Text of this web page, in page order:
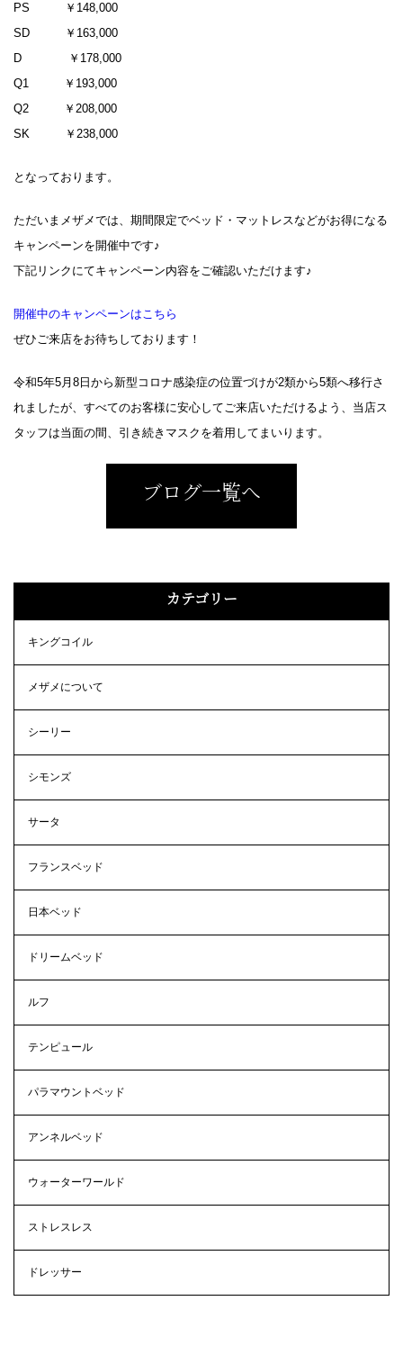
PS ￥148,000
SD ￥163,000
D ￥178,000
Q1 ￥193,000
Q2 ￥208,000
SK ￥238,000
となっております。
ただいまメザメでは、期間限定でベッド・マットレスなどがお得になる
キャンペーンを開催中です♪
下記リンクにてキャンペーン内容をご確認いただけます♪
開催中のキャンペーンはこちら
ぜひご来店をお待ちしております！
令和5年5月8日から新型コロナ感染症の位置づけが2類から5類へ移行さ
れましたが、すべてのお客様に安心してご来店いただけるよう、当店ス
タッフは当面の間、引き続きマスクを着用してまいります。
ブログ一覧へ
カテゴリー
キングコイル
メザメについて
シーリー
シモンズ
サータ
フランスベッド
日本ベッド
ドリームベッド
ルフ
テンピュール
パラマウントベッド
アンネルベッド
ウォーターワールド
ストレスレス
ドレッサー